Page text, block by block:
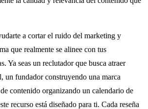
a cortar el ruido del marketing y
que realmente se alinee con tus
Ya seas un reclutador que busca atraer
un fundador construyendo una marca
contenido organizando un calendario de
recurso está diseñado para ti. Cada reseña